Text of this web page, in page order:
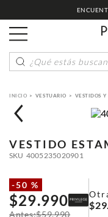
¿Qué estás
VESTUARIO VESTIDOS Y
VESTIDO
SKU 4005235020901
-50 %
$29.990
$59.990
$29.